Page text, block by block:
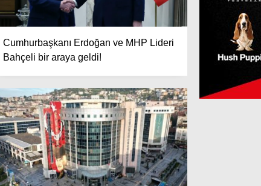
Cumhurbaşkanı Erdoğan ve MHP Lideri
Bahçeli bir araya geldi!